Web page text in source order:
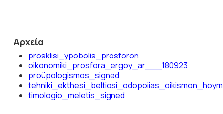
Αρχεία
prosklisi_ypobolis_prosforon
oikonomiki_prosfora_ergoy_ar___180923
proϋpologismos_signed
timologio_meletis_signed